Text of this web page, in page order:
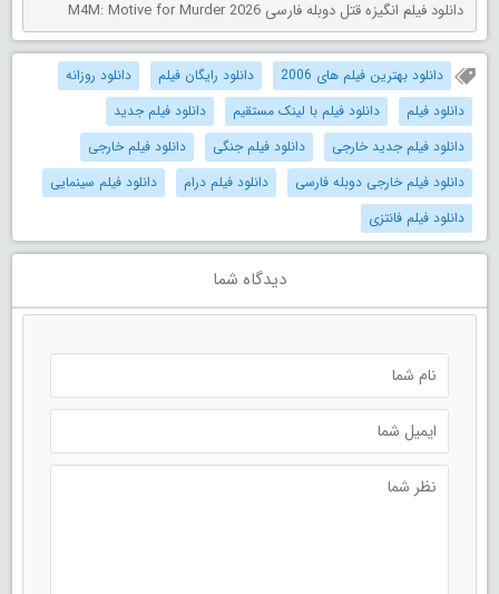
دانلود فیلم انگیزه قتل دوبله فارسی M4M: Motive for Murder 2026
دانلود بهترین فیلم های 2006 دانلود رایگان فیلم
دانلود روزانه
دانلود فیلم
دانلود فیلم با لینک مستقیم
دانلود فیلم جدید
دانلود فیلم جدید خارجی
دانلود فیلم جنگی
دانلود فیلم خارجی
دانلود فیلم خارجی دوبله فارسی
دانلود فیلم درام
دانلود فیلم سینمایی
دانلود فیلم فانتزی
دیدگاه شما